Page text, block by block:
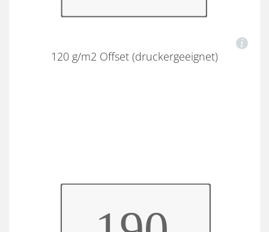
120 g/m2 Offset (druckergeeignet)